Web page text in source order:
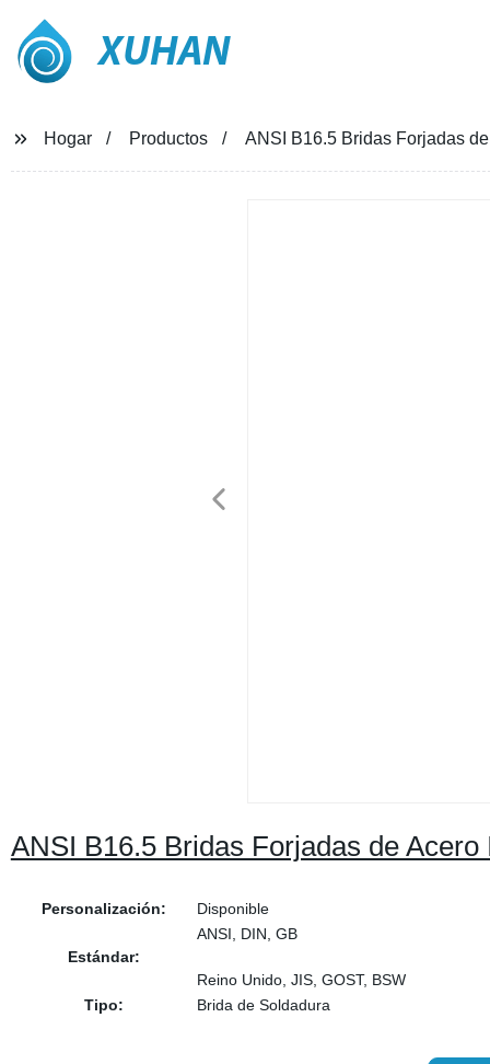
XUHAN
Hogar Productos ANSI B16.5 Bridas Forjadas
ANSI B16.5 Bridas Forjadas de
Personalización: Disponible
Estándar:
ANSI, DIN, GB
Reino Unido, JIS, GOST, BSW
Tipo:
Brida de Soldadura